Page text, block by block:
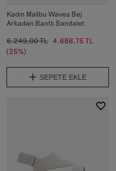
Kadın Malibu Waves Bej
Arkadan Bantlı Sandalet
6.249,00 TL 4.686,75 TL
(25%)
SEPETE EKLE